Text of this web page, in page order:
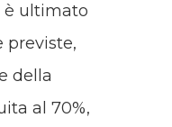
è ultimato
previste,
della
al 70%,